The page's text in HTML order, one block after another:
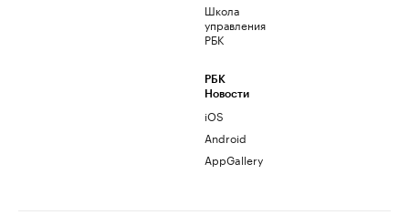
Школа
управления
РБК
РБК
Новости
iOS
Android
AppGallery